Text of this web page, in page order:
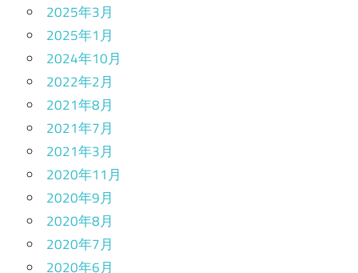
2025年3月
2025年1月
2024年10月
2022年2月
2021年8月
2021年7月
2021年3月
2020年11月
2020年9月
2020年8月
2020年7月
2020年6月